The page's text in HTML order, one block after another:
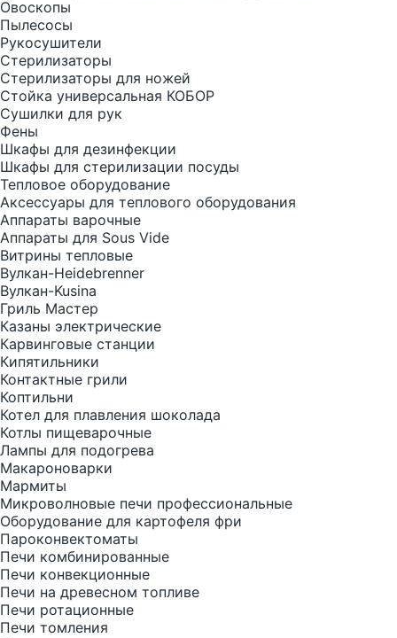
Овоскопы
Пылесосы
Рукосушители
Стерилизаторы
Стерилизаторы для ножей
Стойка универсальная КОБОР
Сушилки для рук
Фены
Шкафы для дезинфекции
Шкафы для стерилизации посуды
Тепловое оборудование
Аксессуары для теплового оборудования
Аппараты варочные
Аппараты для Sous Vide
Витрины тепловые
Вулкан-Heidebrenner
Вулкан-Kusina
Гриль Мастер
Казаны электрические
Карвинговые станции
Кипятильники
Контактные грили
Коптильни
Котел для плавления шоколада
Котлы пищеварочные
Лампы для подогрева
Макароноварки
Мармиты
Микроволновые печи профессиональные
Оборудование для картофеля фри
Пароконвектоматы
Печи комбинированные
Печи конвекционные
Печи на древесном топливе
Печи ротационные
Печи томления